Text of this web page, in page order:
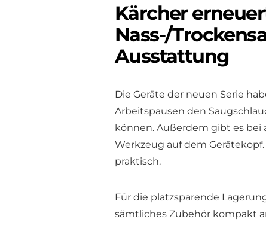
Kärcher
Nass-/
Ausstattung
Die Geräte der neuen Serie
Arbeitspausen den
können. Außerdem gibt es
Werkzeug auf dem
praktisch.
Für die platzsparende
sämtliches Zubehör kompakt